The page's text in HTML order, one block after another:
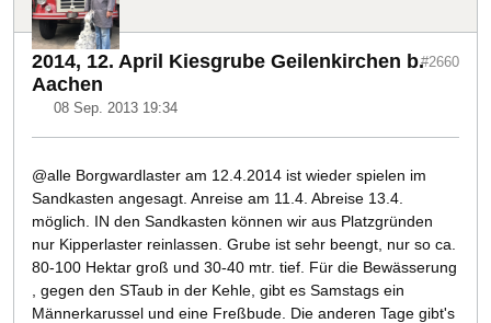
2014, 12. April Kiesgrube Geilenkirchen b.
Aachen
08 Sep. 2013 19:34
#2660
@alle Borgwardlaster am 12.4.2014 ist wieder spielen im
Sandkasten angesagt. Anreise am 11.4. Abreise 13.4.
möglich. IN den Sandkasten können wir aus Platzgründen
nur Kipperlaster reinlassen. Grube ist sehr beengt, nur so ca.
80-100 Hektar groß und 30-40 mtr. tief. Für die Bewässerung
, gegen den STaub in der Kehle, gibt es Samstags ein
Männerkarussel und eine Freßbude. Die anderen Tage gibt's